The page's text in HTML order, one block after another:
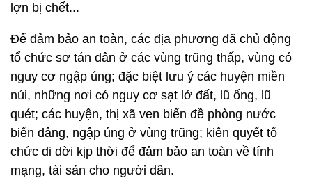
lợn bị chết...
Để đảm bảo an toàn, các địa phương đã chủ động
tổ chức sơ tán dân ở các vùng trũng thấp, vùng có
nguy cơ ngập úng; đặc biệt lưu ý các huyện miền
núi, những nơi có nguy cơ sạt lở đất, lũ ống, lũ
quét; các huyện, thị xã ven biển đề phòng nước
biển dâng, ngập úng ở vùng trũng; kiên quyết tổ
chức di dời kịp thời để đảm bảo an toàn về tính
mạng, tài sản cho người dân.